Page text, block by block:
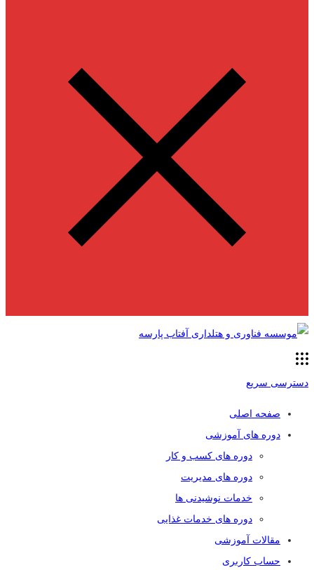
دسترسی سریع
صفحه اصلی
دوره های آموزشی
دوره های کسب و کار
دوره های مدیریت
خدمات نوشیدنی ها
دوره های خدمات غذایی
مقالات آموزشی
حساب کاربری